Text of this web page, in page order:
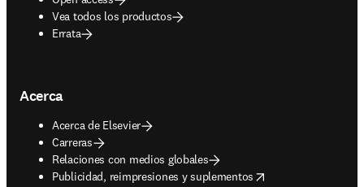
Vea todos los productos
Errata
Acerca
Acerca de Elsevier
Carreras
Relaciones con medios globales
Publicidad, reimpresiones y suplementos
opens in new tab/window